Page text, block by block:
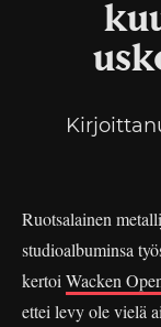
Ruotsalainen
studioalbuminsa
kertoi Wacken
ettei levy ole vielä